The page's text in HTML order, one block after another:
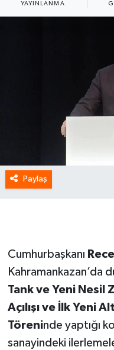
YAYINLANMA
Paylaş
Cumhurbaşkanı
Kahramankazan’da
Tank ve Yeni Nesil
Açılışı ve İlk Yeni
Töreninde yaptığı
sanayindeki